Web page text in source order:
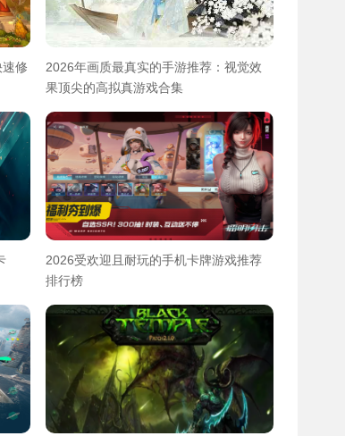
修
2026年画质最真实的手游推荐：视觉效
果顶尖的高拟真游戏合集
2026受欢迎且耐玩的手机卡牌游戏推荐
排行榜